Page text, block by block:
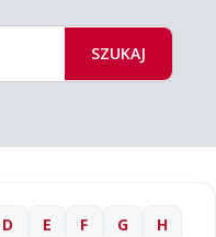
SZUKAJ
D E F G
H